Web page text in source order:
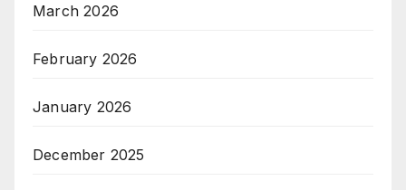
March 2026
February 2026
January 2026
December 2025